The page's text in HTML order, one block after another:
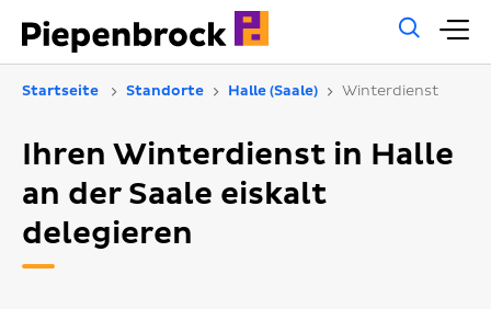
Startseite Standorte Halle (Saale) Winterdienst
Ihren Winterdienst in Halle
an der Saale eiskalt
delegieren